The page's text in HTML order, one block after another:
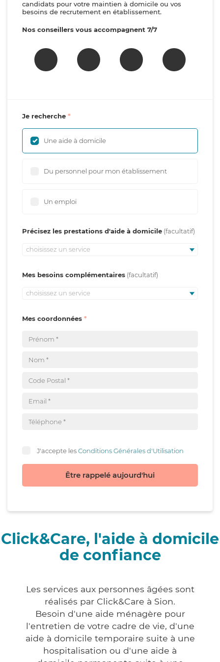
candidats pour votre maintien à domicile ou vos
besoins de recrutement en établissement.
Nos conseillers vous accompagnent 7/7
Je recherche
Une aide à domicile
Du personnel pour mon établissement
Un emploi
Précisez les prestations d'aide à domicile
choisissez un service
Mes besoins complémentaires
choisissez un service
Mes coordonnées
J'accepte lesConditions Générales d'Utilisation
Être rappelé aujourd'hui
Click&Care, l'aide à domicile
de confiance
Les services aux personnes âgées sont
réalisés par Click&Care à Sion.
Besoin d'une aide ménagère pour
l'entretien de votre cadre de vie, d'une
aide à domicile temporaire suite à une
hospitalisation ou d'une aide à